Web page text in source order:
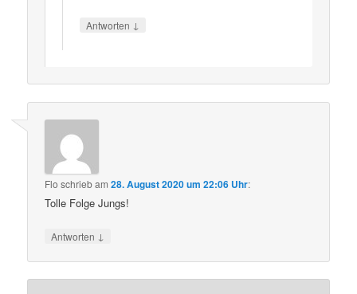
Antworten ↓
Flo schriebam28. August 2020 um 22:06 Uhr:
Tolle Folge Jungs!
Antworten ↓